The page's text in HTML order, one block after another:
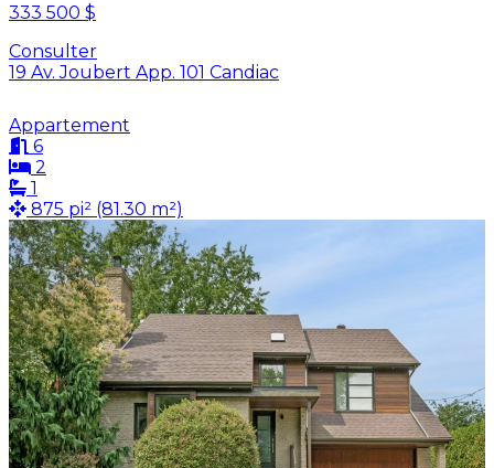
333 500 $
Consulter
19 Av. Joubert App. 101 Candiac
Appartement
6
2
1
875 pi² (81.30 m²)